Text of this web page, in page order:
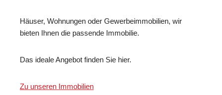
Häuser, Wohnungen oder Gewerbeimmobilien, wir
bieten Ihnen die passende Immobilie.
Das ideale Angebot finden Sie hier.
Zu unseren Immobilien